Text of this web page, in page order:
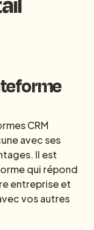
CRM
avec ses
Il est
qui répond
entreprise et
vos autres